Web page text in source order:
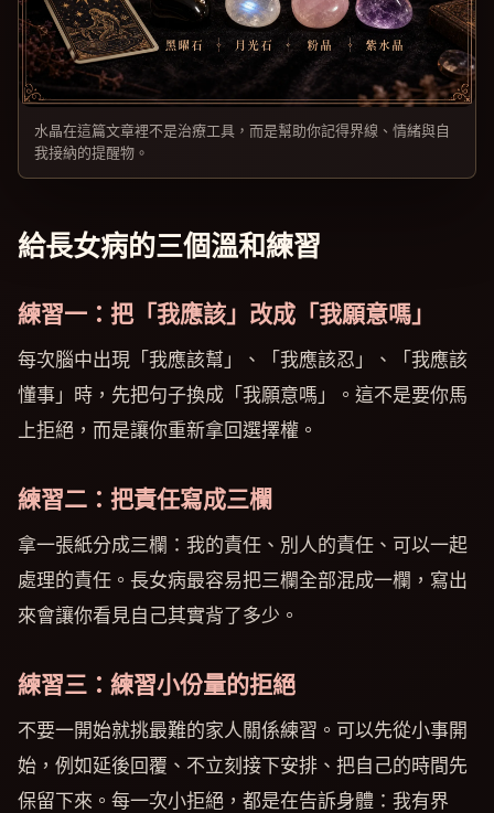
水晶在這篇文章裡不是治療工具，而是幫助你記得界線、情緒與自
我接納的提醒物。
給長女病的三個溫和練習
練習一：把「我應該」改成「我願意嗎」
每次腦中出現「我應該幫」、「我應該忍」、「我應該
懂事」時，先把句子換成「我願意嗎」。這不是要你馬
上拒絕，而是讓你重新拿回選擇權。
練習二：把責任寫成三欄
拿一張紙分成三欄：我的責任、別人的責任、可以一起
處理的責任。長女病最容易把三欄全部混成一欄，寫出
來會讓你看見自己其實背了多少。
練習三：練習小份量的拒絕
不要一開始就挑最難的家人關係練習。可以先從小事開
始，例如延後回覆、不立刻接下安排、把自己的時間先
保留下來。每一次小拒絕，都是在告訴身體：我有界